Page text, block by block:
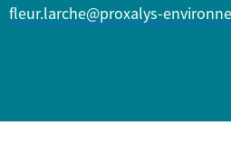
fleur.larche@proxalys-